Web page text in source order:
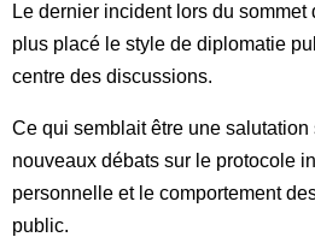
Le dernier incident lors du
plus placé le style de diplomatie
centre des discussions.
Ce qui semblait être une
nouveaux débats sur le protocole
personnelle et le comportement
public.